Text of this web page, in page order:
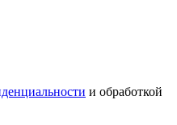
и обработкой